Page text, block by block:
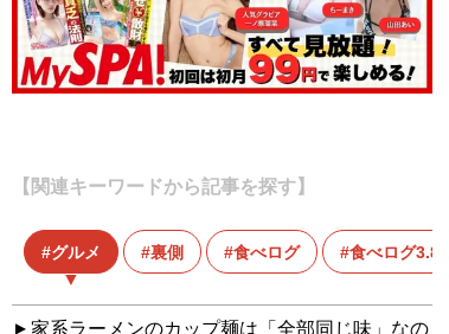
【関連キーワードから記事を探す】
グルメ 裏側 食べログ 食べログ3.8
家系ラーメンのカップ麺は「全部同じ味」なの